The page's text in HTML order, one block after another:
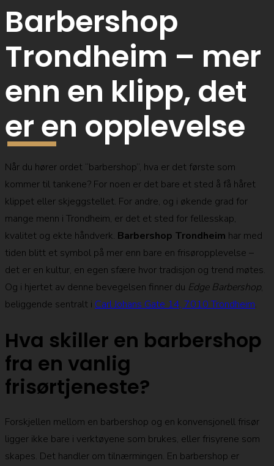
Barbershop
Trondheim – mer
enn en klipp, det
er en opplevelse
Når du hører ordet “barbershop”, hva er det første som
kommer til tankene? For noen er det bare et sted å få håret
klippet eller skjeggstellet. For andre, og i økende grad for
mange menn i Trondheim, er det et sted for fellesskap,
kvalitet og ekte håndverk. Barbershop Trondheim har med
tiden blitt et symbol på mer enn bare en frisøropplevelse –
det er en kultur, en egen sfære hvor tradisjon og trend møtes.
Og i hjertet av denne bevegelsen finner du Edge Barbershop,
beliggende sentralt i Carl Johans Gate 14, 7010 Trondheim.
Hva skiller en barbershop
fra en vanlig
frisørtjeneste?
Forskjellen mellom en barbershop og en konvensjonell frisør
ligger ikke bare i verktøyene som brukes, eller frisyrene som
skapes. Det handler om tilnærmingen. En barbershop er